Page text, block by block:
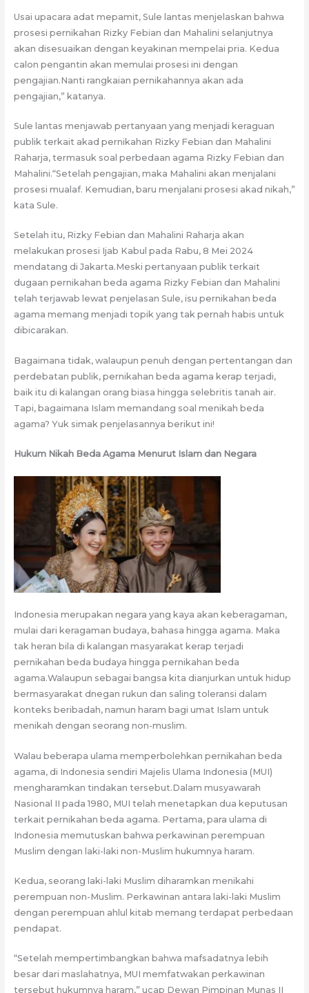
Usai upacara adat mepamit, Sule lantas menjelaskan bahwa
prosesi pernikahan Rizky Febian dan Mahalini selanjutnya
akan disesuaikan dengan keyakinan mempelai pria. Kedua
calon pengantin akan memulai prosesi ini dengan
pengajian.Nanti rangkaian pernikahannya akan ada
pengajian,” katanya.
Sule lantas menjawab pertanyaan yang menjadi keraguan
publik terkait akad pernikahan Rizky Febian dan Mahalini
Raharja, termasuk soal perbedaan agama Rizky Febian dan
Mahalini.“Setelah pengajian, maka Mahalini akan menjalani
prosesi mualaf. Kemudian, baru menjalani prosesi akad nikah,”
kata Sule.
Setelah itu, Rizky Febian dan Mahalini Raharja akan
melakukan prosesi Ijab Kabul pada Rabu, 8 Mei 2024
mendatang di Jakarta.Meski pertanyaan publik terkait
dugaan pernikahan beda agama Rizky Febian dan Mahalini
telah terjawab lewat penjelasan Sule, isu pernikahan beda
agama memang menjadi topik yang tak pernah habis untuk
dibicarakan.
Bagaimana tidak, walaupun penuh dengan pertentangan dan
perdebatan publik, pernikahan beda agama kerap terjadi,
baik itu di kalangan orang biasa hingga selebritis tanah air.
Tapi, bagaimana Islam memandang soal menikah beda
agama? Yuk simak penjelasannya berikut ini!
Hukum Nikah Beda Agama Menurut Islam dan Negara
Indonesia merupakan negara yang kaya akan keberagaman,
mulai dari keragaman budaya, bahasa hingga agama. Maka
tak heran bila di kalangan masyarakat kerap terjadi
pernikahan beda budaya hingga pernikahan beda
agama.Walaupun sebagai bangsa kita dianjurkan untuk hidup
bermasyarakat dnegan rukun dan saling toleransi dalam
konteks beribadah, namun haram bagi umat Islam untuk
menikah dengan seorang non-muslim.
Walau beberapa ulama memperbolehkan pernikahan beda
agama, di Indonesia sendiri Majelis Ulama Indonesia (MUI)
mengharamkan tindakan tersebut.Dalam musyawarah
Nasional II pada 1980, MUI telah menetapkan dua keputusan
terkait pernikahan beda agama. Pertama, para ulama di
Indonesia memutuskan bahwa perkawinan perempuan
Muslim dengan laki-laki non-Muslim hukumnya haram.
Kedua, seorang laki-laki Muslim diharamkan menikahi
perempuan non-Muslim. Perkawinan antara laki-laki Muslim
dengan perempuan ahlul kitab memang terdapat perbedaan
pendapat.
“Setelah mempertimbangkan bahwa mafsadatnya lebih
besar dari maslahatnya, MUI memfatwakan perkawinan
tersebut hukumnya haram,” ucap Dewan Pimpinan Munas II